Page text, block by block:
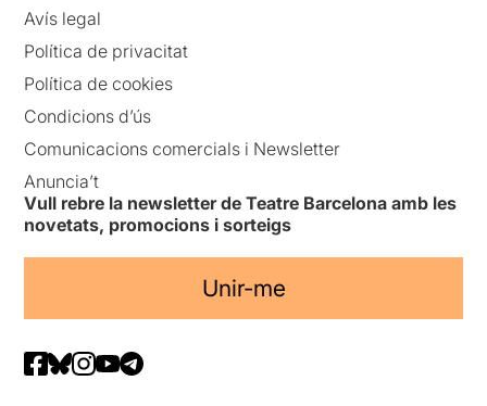
Avís legal
Política de privacitat
Política de cookies
Condicions d’ús
Comunicacions comercials i Newsletter
Anuncia’t
Vull rebre la newsletter de Teatre Barcelona amb les
novetats, promocions i sorteigs
Unir-me